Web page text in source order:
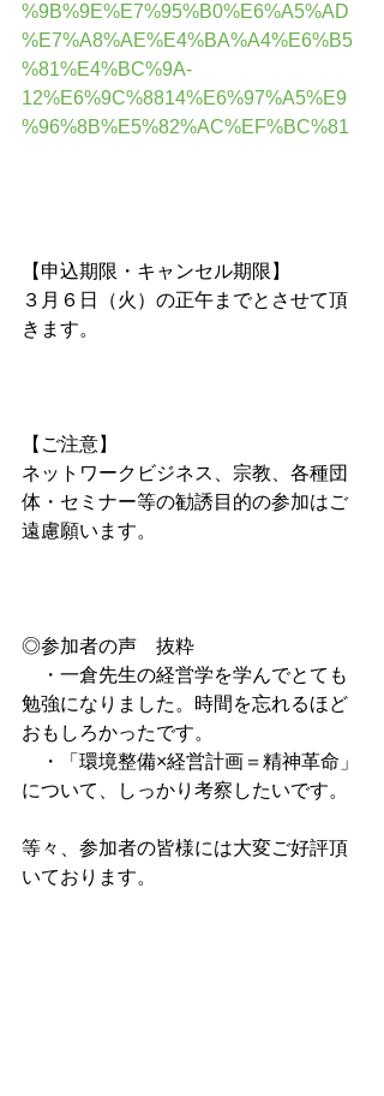
%9B%9E%E7%95%B0%E6%A5%AD
%E7%A8%AE%E4%BA%A4%E6%B5
%81%E4%BC%9A-
12%E6%9C%8814%E6%97%A5%E9
%96%8B%E5%82%AC%EF%BC%81
【申込期限・キャンセル期限】
３月６日（火）の正午までとさせて頂
きます。
【ご注意】
ネットワークビジネス、宗教、各種団
体・セミナー等の勧誘目的の参加はご
遠慮願います。
◎参加者の声　抜粋
・一倉先生の経営学を学んでとても
勉強になりました。時間を忘れるほど
おもしろかったです。
・「環境整備×経営計画＝精神革命」
について、しっかり考察したいです。
等々、参加者の皆様には大変ご好評頂
いております。